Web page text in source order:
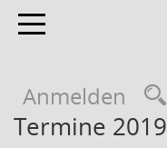
Toggle navigation
Anmelden
Termine 2019